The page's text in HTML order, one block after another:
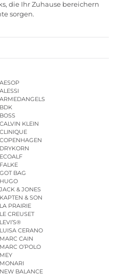
die Ihr Zuhause bereichern
sorgen.
AESOP
ALESSI
ARMEDANGELS
BDK
BOSS
CALVIN KLEIN
CLINIQUE
COPENHAGEN
DRYKORN
ECOALF
FALKE
GOT BAG
HUGO
JACK & JONES
KAPTEN & SON
LA PRAIRIE
LE CREUSET
LEVI’S®
LUISA CERANO
MARC CAIN
MARC O’POLO
MEY
MONARI
NEW BALANCE